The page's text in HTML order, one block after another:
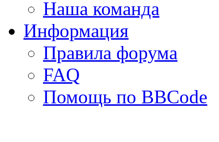
Наша команда
Информация
Правила форума
FAQ
Помощь по BBCode